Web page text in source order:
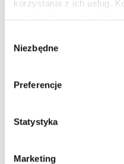
korzystania z ich usług.
zgody
Niezbędne
Preferencje
Statystyka
Marketing